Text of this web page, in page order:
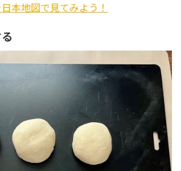
本地図で見てみよう！